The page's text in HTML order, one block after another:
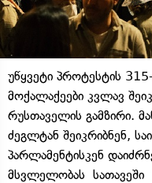
უწყვეტი პროტესტის
მოქალაქეები კვლავ
რუსთაველის გამზირი.
ძეგლტან შეიკრიბნენ,
პარლამენტისკენ
მსვლელობას სათავეში